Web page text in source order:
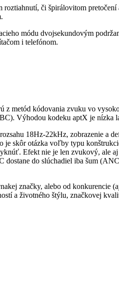
či špirálovitom
módu dvojsekundovým
i telefónom.
z metód kódovania zvuku vo
Výhodou kodeku aptX je nízka
18Hz-22kHz, zobrazenie a
je skôr otázka voľby typu
Efekt nie je len zvukový, ale
do slúchadiel iba šum
značky, alebo od konkurencie
a životného štýlu, značkovej